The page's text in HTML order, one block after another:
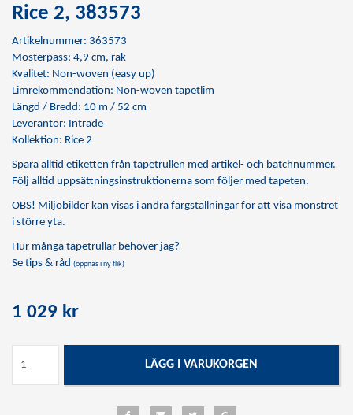
Rice 2, 383573
Artikelnummer: 363573
Mösterpass: 4,9 cm, rak
Kvalitet: Non-woven (easy up)
Limrekommendation: Non-woven tapetlim
Längd / Bredd: 10 m / 52 cm
Leverantör: Intrade
Kollektion: Rice 2
Spara alltid etiketten från tapetrullen med artikel- och batchnummer.
Följ alltid uppsättningsinstruktionerna som följer med tapeten.
OBS! Miljöbilder kan visas i andra färgställningar för att visa mönstret
i större yta.
Hur många tapetrullar behöver jag?
Se tips & råd (öppnas i ny flik)
1 029 kr
LÄGG I VARUKORGEN